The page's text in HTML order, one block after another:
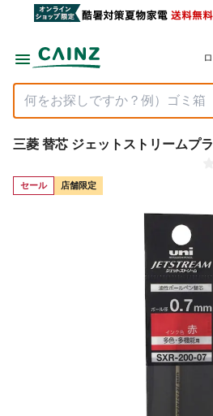
三菱 替芯 ジェットストリームプ
セール 店舗限定